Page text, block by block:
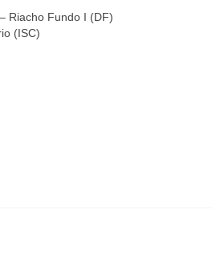
Riacho Fundo I (DF)
(ISC)